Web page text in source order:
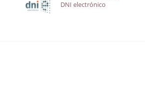
DNI electrónico